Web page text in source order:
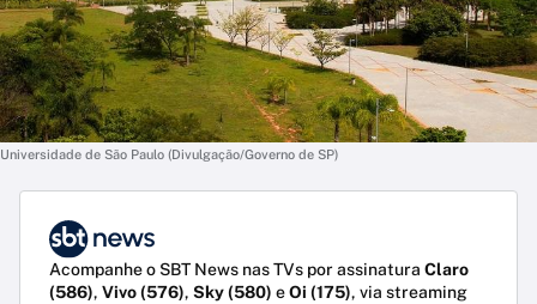
Universidade de São Paulo (Divulgação/Governo de SP)
Acompanhe o SBT News nas TVs por assinatura Claro
(586), Vivo (576), Sky (580) eOi (175), via streaming